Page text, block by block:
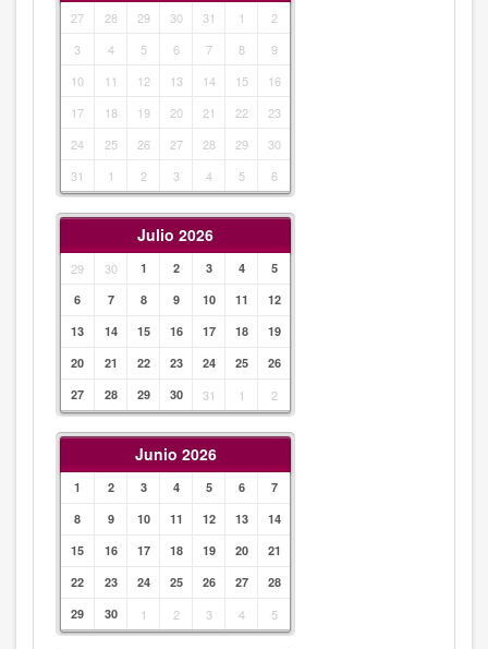
27 28 29 30 31 1
2
3
4 5 6 7 8
9
10
11 12 13 14 15
16
17
18 19 20 21 22
23
24
25 26 27 28 29
30
31
1 2 3 4 5 6
Julio 2026
29 30 1 2 3 4
5
6
7 8 9 10 11
12
13
14 15 16 17 18
19
20
21 22 23 24 25
26
27
28 29 30 31 1 2
Junio 2026
1 2 3 4 5 6
7
8
9 10 11 12 13
14
15
16 17 18 19 20
21
22
23 24 25 26 27
28
29
30 1 2 3 4 5